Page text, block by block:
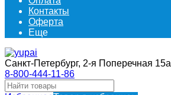
Контакты
Оферта
Еще
Санкт-Петербург, 2-я Поперечная 15а
8-800-444-11-86